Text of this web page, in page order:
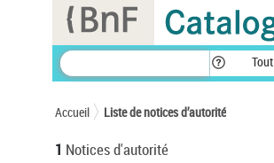
Tout
Accueil Liste de notices d’autorité
1 Notices d'autorité
Panneau de gestion des cookies